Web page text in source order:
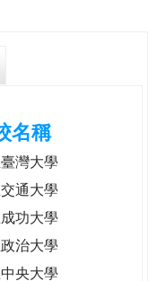
名稱
灣大學
通大學
功大學
治大學
央大學